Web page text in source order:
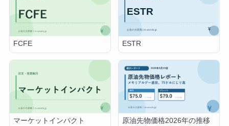
FCFE ESTR
マーケットインパクト
原油先物価格2026年の推移